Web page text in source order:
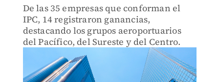
De las 35 empresas que conforman el
IPC, 14 registraron ganancias,
destacando los grupos aeroportuarios
del Pacífico, del Sureste y del Centro.